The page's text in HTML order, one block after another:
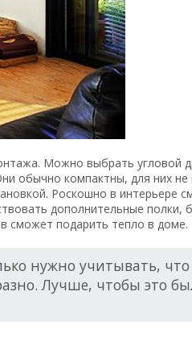
Можно выбрать угловой
обычно компактны, для них
Роскошно в интерьере
дополнительные полки,
сможет подарить тепло в доме.
нужно учитывать, что
Лучше, чтобы это